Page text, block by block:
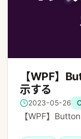
【WPF】
示する
2023-05-26
【WPF】